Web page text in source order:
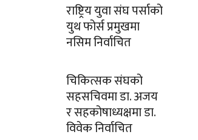
राष्ट्रिय युवा संघ पर्साको
युथ फोर्स प्रमुखमा
नसिम निर्वाचित
चिकित्सक संघको
सहसचिवमा डा. अजय
र सहकोषाध्यक्षमा डा.
विवेक निर्वाचित